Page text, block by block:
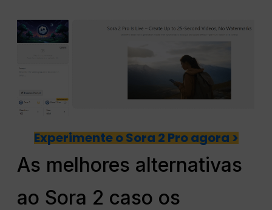
Experimente o Sora 2 Pro agora >
As melhores alternativas
ao Sora 2 caso os